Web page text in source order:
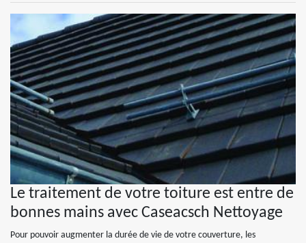
Le traitement de votre toiture est entre de
bonnes mains avec Caseacsch Nettoyage
Pour pouvoir augmenter la durée de vie de votre couverture, les